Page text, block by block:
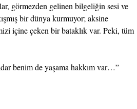
görmezden gelinen bilgeliğin sesi ve
bir dünya kurmuyor; aksine
içine çeken bir bataklık var. Peki, tüm
benim de yaşama hakkım var…”